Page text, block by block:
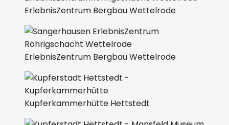
ErlebnisZentrum Bergbau Wettelrode
ErlebnisZentrum Bergbau Wettelrode
Kupferkammerhütte Hettstedt